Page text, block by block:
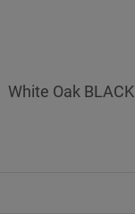
White Oak BLACK